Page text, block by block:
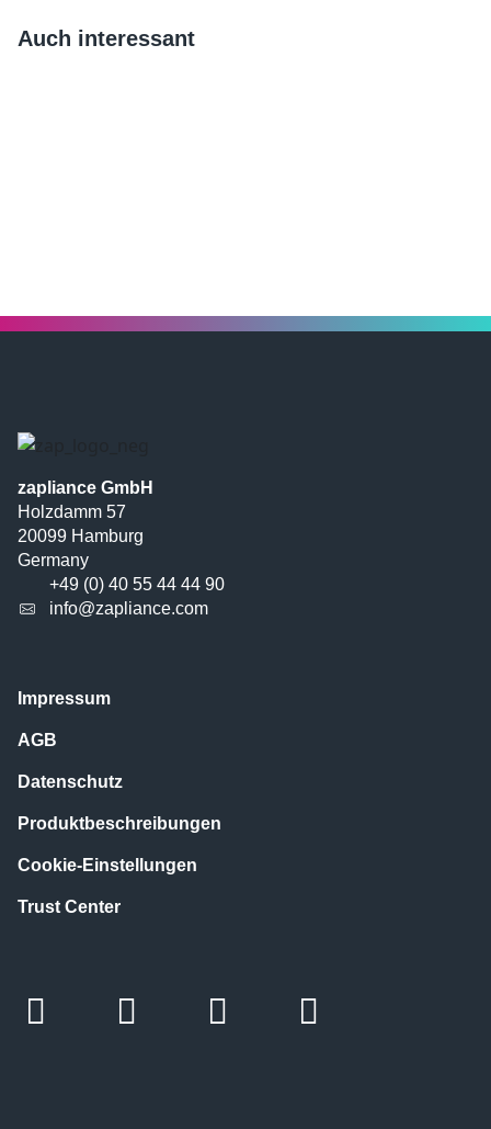
Auch interessant
zapliance GmbH
Holzdamm 57
20099 Hamburg
Germany
+49 (0) 40 55 44 44 90
info@zapliance.com
Impressum
AGB
Datenschutz
Produktbeschreibungen
Cookie-Einstellungen
Trust Center